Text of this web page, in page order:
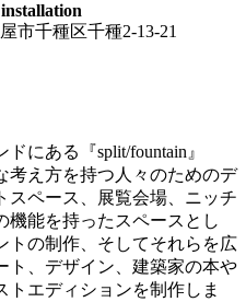
市千種区千種2-13-21
にある『split/fountain』
考え方を持つ人々のためのデ
スペース、展覧会場、ニッチ
機能を持ったスペースとし
トの制作、そしてそれらを広
ト、デザイン、建築家の本や
トエディションを制作しま